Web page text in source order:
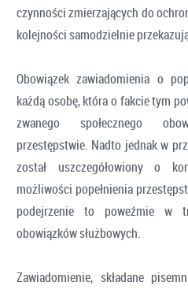
czynności zmierzających do
kolejności samodzielnie
Obowiązek zawiadomienia o
każdą osobę, która o fakcie tym
zwanego społecznego
przestępstwie. Nadto jednak w
został uszczegółowiony o
możliwości popełnienia
podejrzenie to poweźmie w
obowiązków służbowych.
Zawiadomienie, składane